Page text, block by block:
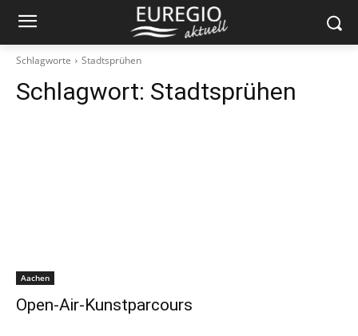
Schlagworte Stadtsprühen
Schlagwort: Stadtsprühen
Aachen
Open-Air-Kunstparcours